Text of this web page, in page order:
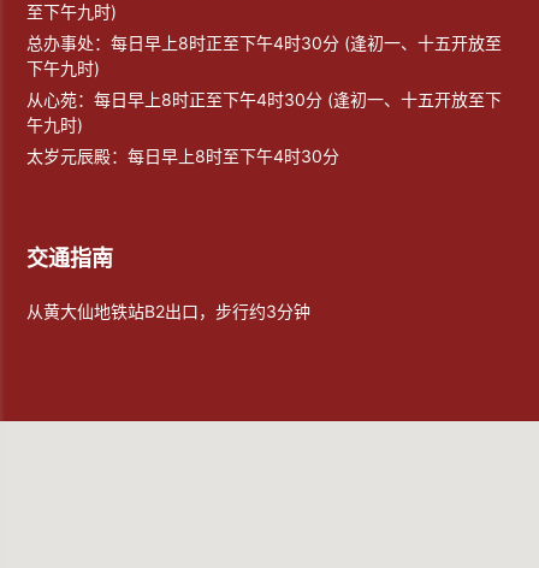
至下午九时)
总办事处：每日早上8时正至下午4时30分 (逢初一、十五开放至
下午九时)
从心苑：每日早上8时正至下午4时30分 (逢初一、十五开放至下
午九时)
太岁元辰殿：每日早上8时至下午4时30分
交通指南
从黄大仙地铁站B2出口，步行约3分钟